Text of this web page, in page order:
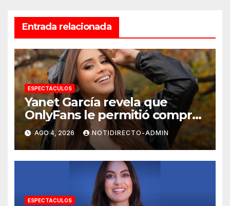
Entrada relacionada
ESPECTACULOS
Yanet García revela que
OnlyFans le permitió comprar
un departamento en
Manhattan
AGO 4, 2026 NOTIDIRECTO-ADMIN
ESPECTACULOS